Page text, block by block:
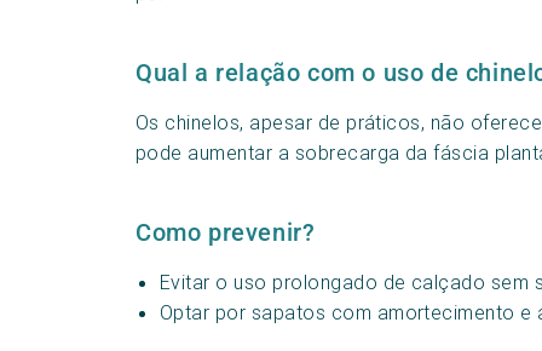
Qual a relação com o uso de
Os chinelos, apesar de práticos, não
pode aumentar a sobrecarga da fáscia
Como prevenir?
Evitar o uso prolongado de calçado sem
Optar por sapatos com amortecimento